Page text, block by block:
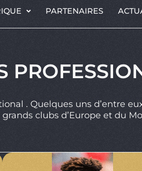
PARTENAIRES
. Quelques uns d’entre
clubs d’Europe et du